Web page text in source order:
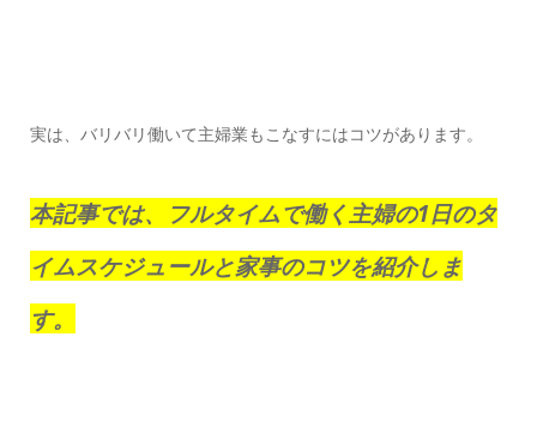
実は、バリバリ働いて主婦業もこなすにはコツがあります。
本記事では、フルタイムで働く主婦の1日のタ
イムスケジュールと家事のコツを紹介しま
す。